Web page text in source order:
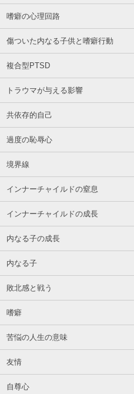
嗜癖の心理回路
傷ついた内なる子供と嗜癖行動
複合型PTSD
トラウマが与える影響
共依存的自己
過度の恥辱心
境界線
インナーチャイルドの窒息
インナーチャイルドの成長
内なる子の成長
内なる子
敗北感と戦う
嗜癖
苦悩の人生の意味
友情
自尊心